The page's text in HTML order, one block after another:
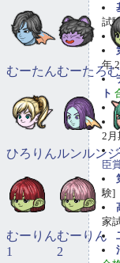
試
年
ト
2月
臣
験]
家
むーたんむーたろ
ひろりんルンルン
むーりん
1
むーりん
2